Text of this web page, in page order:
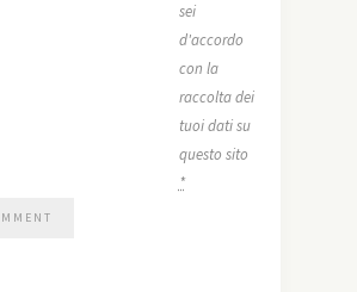
sei
d'accordo
con la
raccolta dei
tuoi dati su
questo sito
*